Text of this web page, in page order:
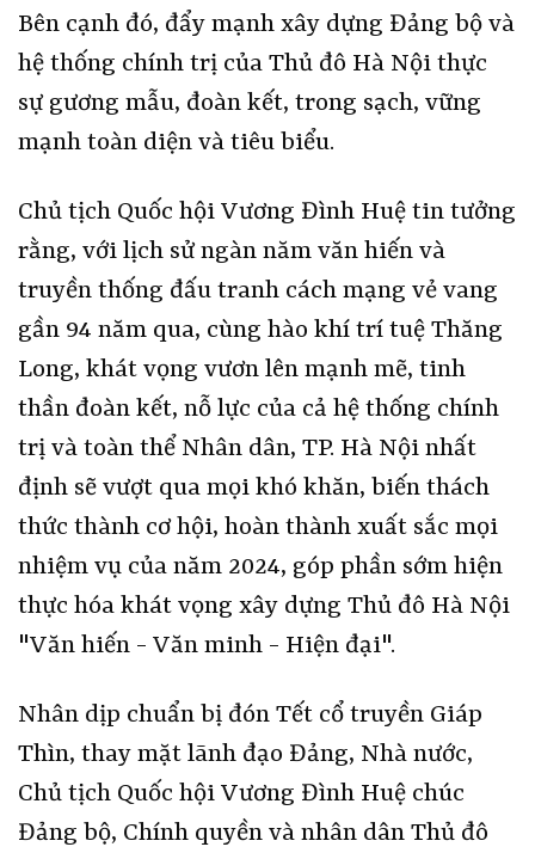
Bên cạnh đó, đẩy mạnh xây dựng Đảng bộ và
hệ thống chính trị của Thủ đô Hà Nội thực
sự gương mẫu, đoàn kết, trong sạch, vững
mạnh toàn diện và tiêu biểu.
Chủ tịch Quốc hội Vương Đình Huệ tin tưởng
rằng, với lịch sử ngàn năm văn hiến và
truyền thống đấu tranh cách mạng vẻ vang
gần 94 năm qua, cùng hào khí trí tuệ Thăng
Long, khát vọng vươn lên mạnh mẽ, tinh
thần đoàn kết, nỗ lực của cả hệ thống chính
trị và toàn thể Nhân dân, TP. Hà Nội nhất
định sẽ vượt qua mọi khó khăn, biến thách
thức thành cơ hội, hoàn thành xuất sắc mọi
nhiệm vụ của năm 2024, góp phần sớm hiện
thực hóa khát vọng xây dựng Thủ đô Hà Nội
"Văn hiến - Văn minh - Hiện đại".
Nhân dịp chuẩn bị đón Tết cổ truyền Giáp
Thìn, thay mặt lãnh đạo Đảng, Nhà nước,
Chủ tịch Quốc hội Vương Đình Huệ chúc
Đảng bộ, Chính quyền và nhân dân Thủ đô